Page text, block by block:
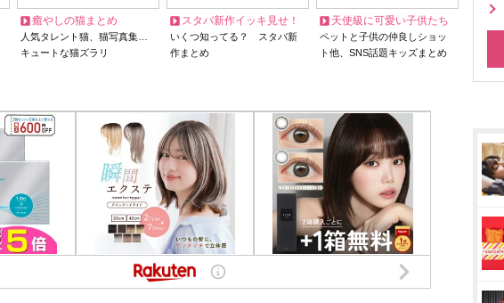
癒やしの猫まとめ
人気タレント猫、猫写真集…
キュートな猫ズラリ
スタバ新作イッキ見せ！
いくつ知ってる？ スタバ新
作まとめ
天使級に可愛い子供たち
ペットと子供の仲良しショッ
ト他、SNS話題キッズまとめ